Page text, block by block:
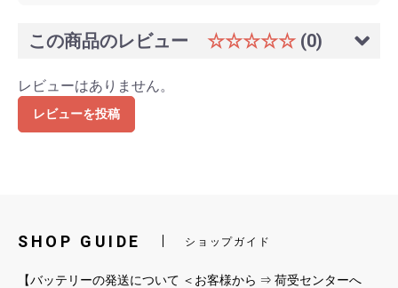
この商品のレビュー ☆☆☆☆☆ (0)
レビューはありません。
レビューを投稿
SHOP GUIDE ショップガイド
【バッテリーの発送について ＜お客様から ⇒ 荷受センターへ